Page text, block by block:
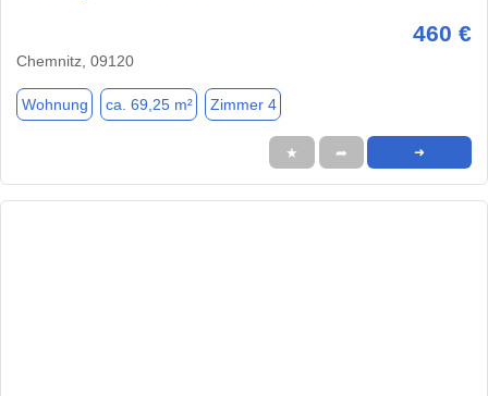
460 €
Chemnitz, 09120
Wohnung ca. 69,25 m² Zimmer 4
★ ➦ ➜